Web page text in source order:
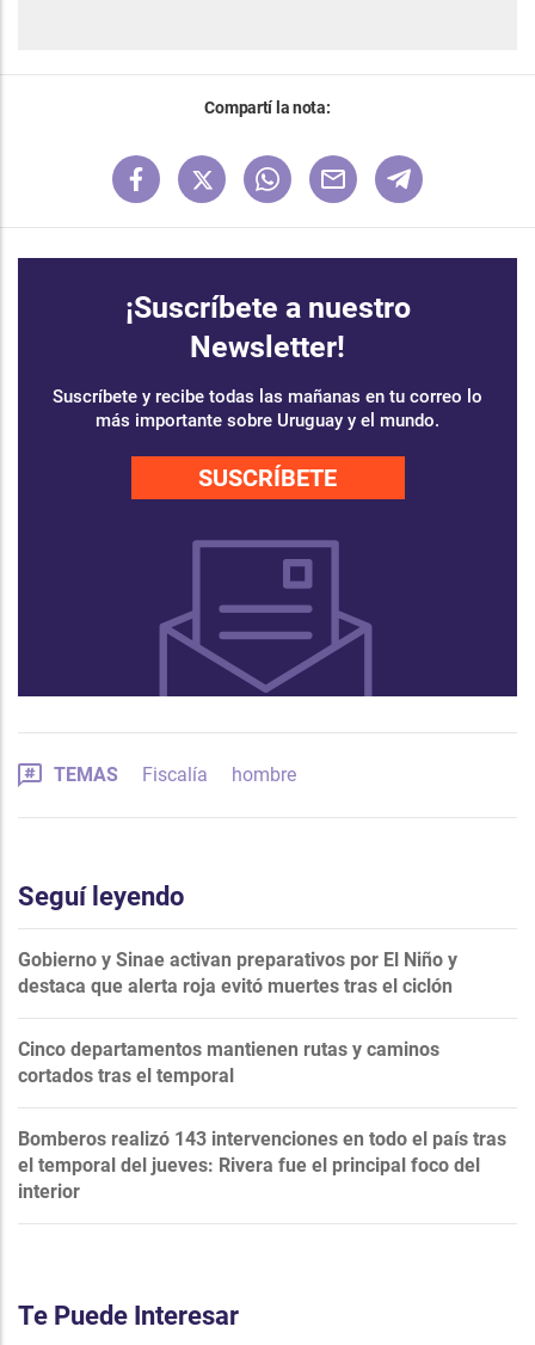
Compartí la nota:
¡Suscríbete a nuestro
Newsletter!
Suscríbete y recibe todas las mañanas en tu correo lo
más importante sobre Uruguay y el mundo.
SUSCRÍBETE
TEMAS Fiscalía hombre
Seguí leyendo
Gobierno y Sinae activan preparativos por El Niño y
destaca que alerta roja evitó muertes tras el ciclón
Cinco departamentos mantienen rutas y caminos
cortados tras el temporal
Bomberos realizó 143 intervenciones en todo el país tras
el temporal del jueves: Rivera fue el principal foco del
interior
Te Puede Interesar